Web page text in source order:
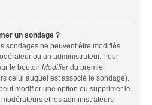
un sondage ?
sondages ne peuvent être modifiés
ou un administrateur. Pour
le bouton Modifierdu premier
celui auquel est associé le sondage).
modifier une option ou supprimer le
et les administrateurs